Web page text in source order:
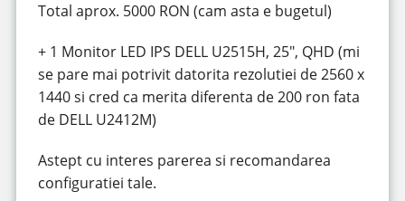
Total aprox. 5000 RON (cam asta e bugetul)
+ 1 Monitor LED IPS DELL U2515H, 25″, QHD (mi
se pare mai potrivit datorita rezolutiei de 2560 x
1440 si cred ca merita diferenta de 200 ron fata
de DELL U2412M)
Astept cu interes parerea si recomandarea
configuratiei tale.